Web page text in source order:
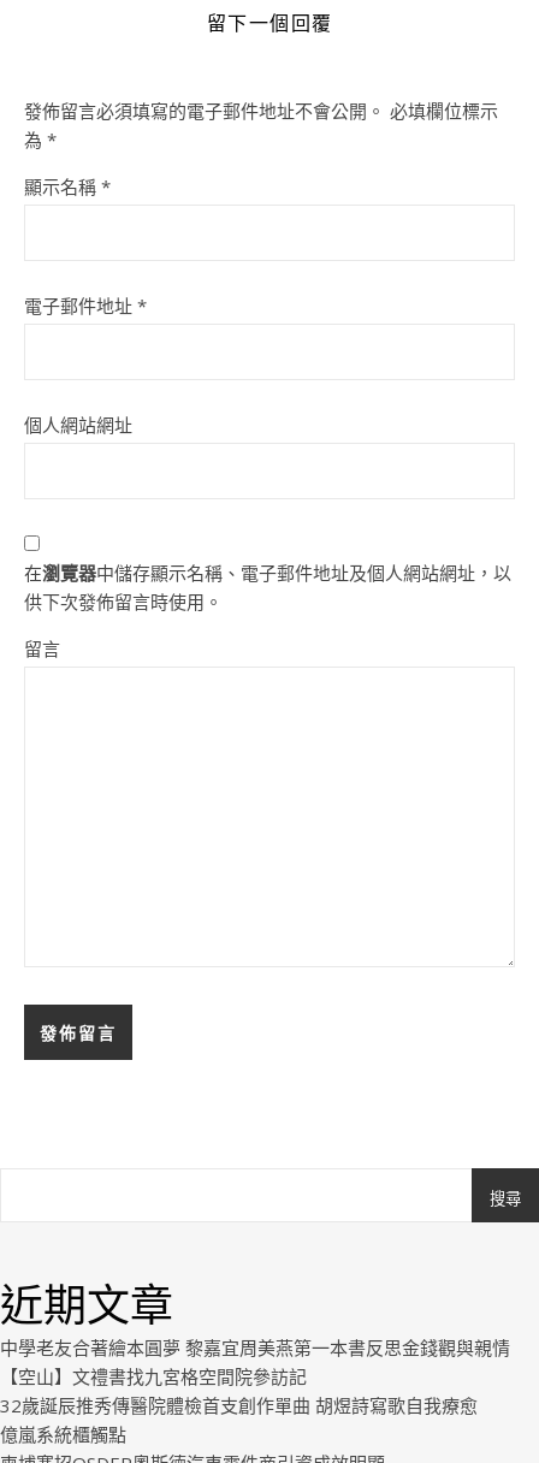
留下一個回覆
發佈留言必須填寫的電子郵件地址不會公開。 必填欄位標示
為 *
顯示名稱 *
電子郵件地址 *
個人網站網址
在瀏覽器中儲存顯示名稱、電子郵件地址及個人網站網址，以
供下次發佈留言時使用。
留言
搜尋
近期文章
中學老友合著繪本圓夢 黎嘉宜周美燕第一本書反思金錢觀與親情
【空山】文禮書找九宮格空間院參訪記
32歲誕辰推秀傳醫院體檢首支創作單曲 胡煜詩寫歌自我療愈
億嵐系統櫃觸點
Royal.